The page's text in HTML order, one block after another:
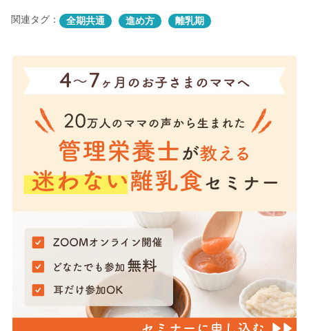
関連タグ： 全期共通 進め方 離乳期